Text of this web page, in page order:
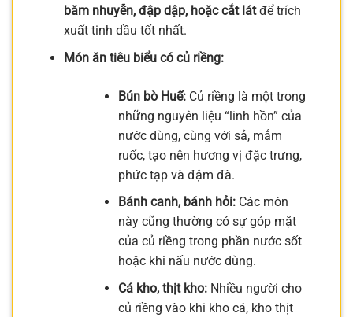
băm nhuyễn, đập dập, hoặc cắt látđể trích
xuất tinh dầu tốt nhất.
Món ăn tiêu biểu có củ riềng:
Bún bò Huế:Củ riềng là một trong
những nguyên liệu “linh hồn” của
nước dùng, cùng với sả, mắm
ruốc, tạo nên hương vị đặc trưng,
phức tạp và đậm đà.
Bánh canh, bánh hỏi:Các món
này cũng thường có sự góp mặt
của củ riềng trong phần nước sốt
hoặc khi nấu nước dùng.
Cá kho, thịt kho:Nhiều người cho
củ riềng vào khi kho cá, kho thịt